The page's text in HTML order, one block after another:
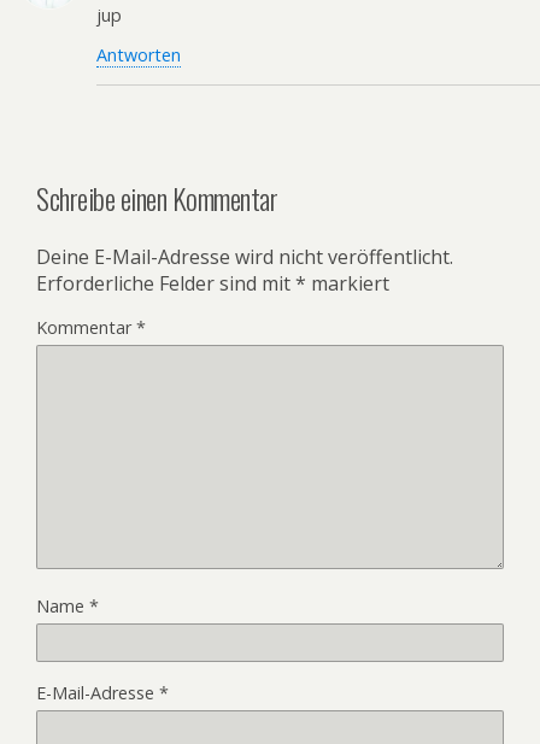
jup
Antworten
Schreibe einen Kommentar
Deine E-Mail-Adresse wird nicht veröffentlicht.
Erforderliche Felder sind mit* markiert
Kommentar*
Name *
E-Mail-Adresse *